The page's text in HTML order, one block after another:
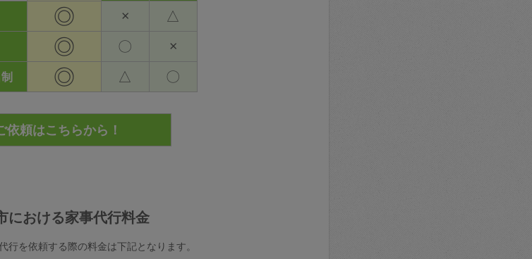
◎ × △
◎ 〇 ×
◎ △ 〇
における家事代行料金
行を依頼する際の料金は下記となります。